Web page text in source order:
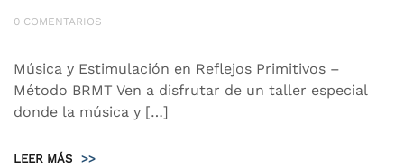
0 COMENTARIOS
Música y Estimulación en Reflejos Primitivos –
Método BRMT Ven a disfrutar de un taller especial
donde la música y […]
LEER MÁS >>